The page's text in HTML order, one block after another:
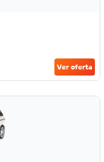
Ver oferta